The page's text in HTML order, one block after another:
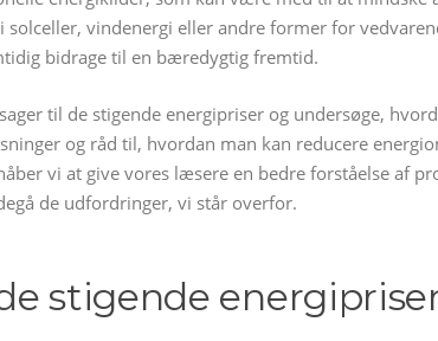
solceller, vindenergi eller andre former for
bidrage til en bæredygtig fremtid.
til de stigende energipriser og undersøge,
og råd til, hvordan man kan reducere
vi at give vores læsere en bedre forståelse af
de udfordringer, vi står overfor.
stigende